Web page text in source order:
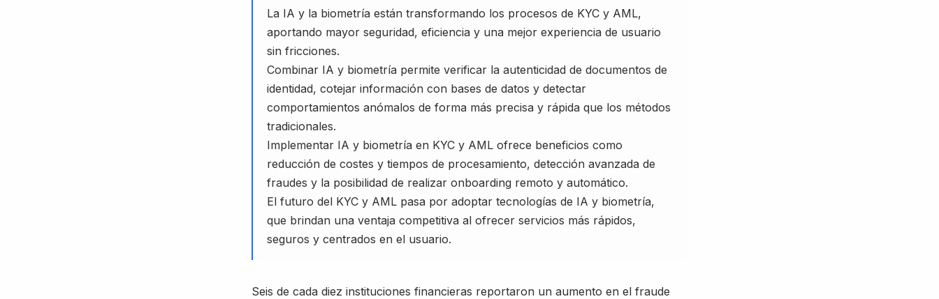
La IA y la biometría están transformando los procesos de KYC y AML,
aportando mayor seguridad, eficiencia y una mejor experiencia de usuario
sin fricciones.
Combinar IA y biometría permite verificar la autenticidad de documentos de
identidad, cotejar información con bases de datos y detectar
comportamientos anómalos de forma más precisa y rápida que los métodos
tradicionales.
Implementar IA y biometría en KYC y AML ofrece beneficios como
reducción de costes y tiempos de procesamiento, detección avanzada de
fraudes y la posibilidad de realizar onboarding remoto y automático.
El futuro del KYC y AML pasa por adoptar tecnologías de IA y biometría,
que brindan una ventaja competitiva al ofrecer servicios más rápidos,
seguros y centrados en el usuario.
Seis de cada diez instituciones financieras reportaron un aumento en el fraude